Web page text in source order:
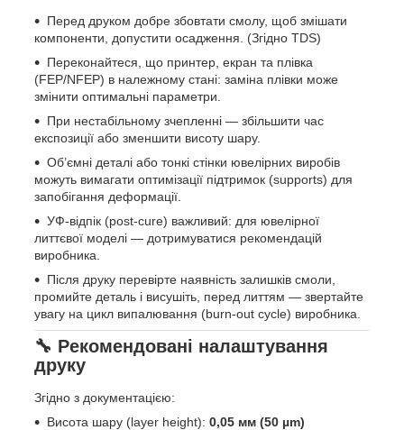
Перед друком добре збовтати смолу, щоб змішати
компоненти, допустити осадження. (Згідно TDS)
Переконайтеся, що принтер, екран та плівка
(FEP/NFEP) в належному стані: заміна плівки може
змінити оптимальні параметри.
При нестабільному зчепленні — збільшити час
експозиції або зменшити висоту шару.
Об’ємні деталі або тонкі стінки ювелірних виробів
можуть вимагати оптимізації підтримок (supports) для
запобігання деформації.
УФ-відпік (post-cure) важливий: для ювелірної
литтєвої моделі — дотримуватися рекомендацій
виробника.
Після друку перевірте наявність залишків смоли,
промийте деталь і висушіть, перед литтям — звертайте
увагу на цикл випалювання (burn-out cycle) виробника.
🔧 Рекомендовані налаштування
друку
Згідно з документацією:
Висота шару (layer height): 0,05 мм (50 µm)